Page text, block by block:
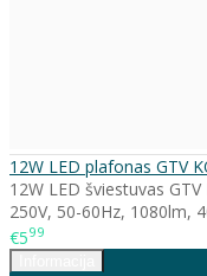
12W LED plafonas GTV
12W LED šviestuvas
250V, 50-60Hz, 1080lm,
€599